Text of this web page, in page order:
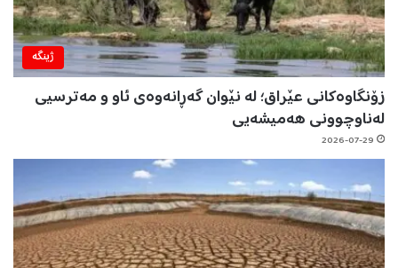
ژینگه‌
زۆنگاوەکانی عێراق؛ لە نێوان گەڕانەوەی ئاو و مەترسیی
لەناوچوونی هەمیشەیی
2026-07-29